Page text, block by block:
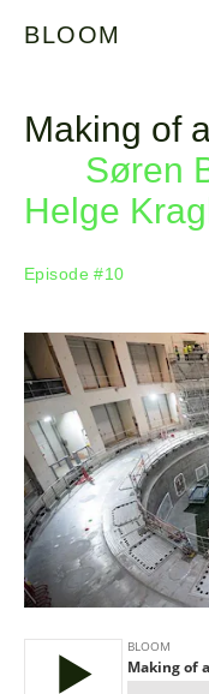
BLOOM
Making of
Søren
Helge
Episode #10